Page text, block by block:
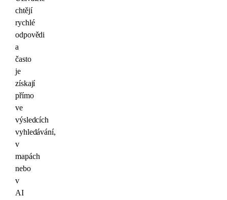
chtějí
rychlé
odpovědi
a
často
je
získají
přímo
ve
výsledcích
vyhledávání,
v
mapách
nebo
v
AI